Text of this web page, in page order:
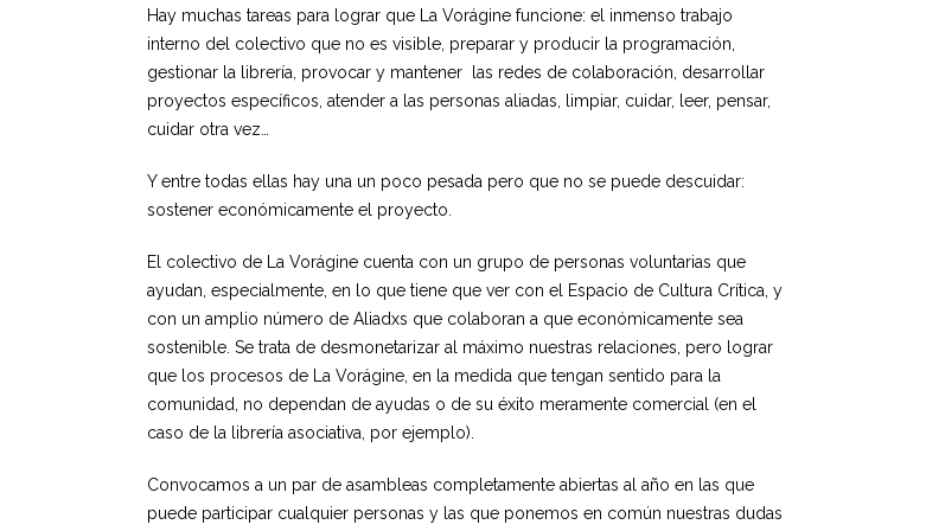
Hay muchas tareas para lograr que La Vorágine funcione: el inmenso trabajo
interno del colectivo que no es visible, preparar y producir la programación,
gestionar la librería, provocar y mantener las redes de colaboración, desarrollar
proyectos específicos, atender a las personas aliadas, limpiar, cuidar, leer, pensar,
cuidar otra vez…
Y entre todas ellas hay una un poco pesada pero que no se puede descuidar:
sostener económicamente el proyecto.
El colectivo de La Vorágine cuenta con un grupo de personas voluntarias que
ayudan, especialmente, en lo que tiene que ver con el Espacio de Cultura Crítica, y
con un amplio número de Aliadxs que colaboran a que económicamente sea
sostenible. Se trata de desmonetarizar al máximo nuestras relaciones, pero lograr
que los procesos de La Vorágine, en la medida que tengan sentido para la
comunidad, no dependan de ayudas o de su éxito meramente comercial (en el
caso de la librería asociativa, por ejemplo).
Convocamos a un par de asambleas completamente abiertas al año en las que
puede participar cualquier personas y las que ponemos en común nuestras dudas